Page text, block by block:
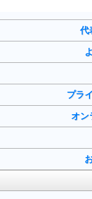
代
プラ
オン